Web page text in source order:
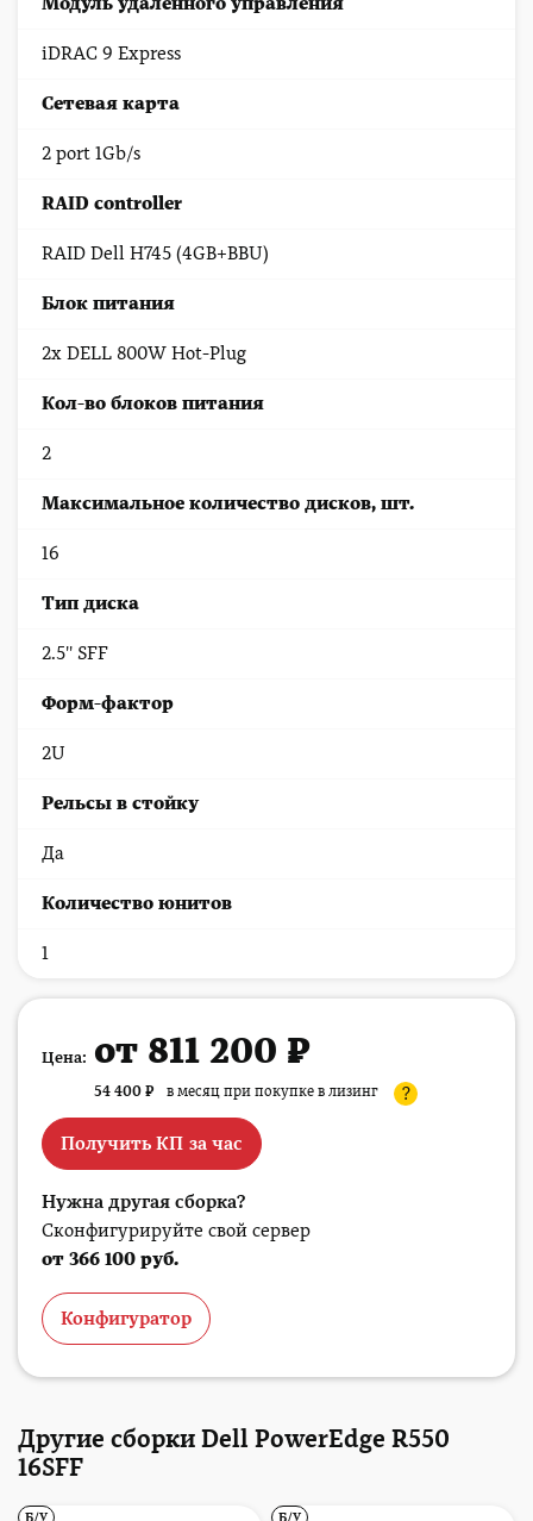
iDRAC 9 Express
Сетевая карта
2 port 1Gb/s
RAID controller
RAID Dell H745 (4GB+BBU)
Блок питания
2x DELL 800W Hot-Plug
Кол-во блоков питания
2
Максимальное количество дисков, шт.
16
Тип диска
2.5'' SFF
Форм-фактор
2U
Рельсы в стойку
Да
Количество юнитов
1
Цена: от 811 200 ₽
54 400 ₽ в месяц при покупке в лизинг ?
Получить КП за час
Нужна другая сборка?
Сконфигурируйте свой сервер
от 366 100 руб.
Конфигуратор
Другие сборки Dell PowerEdge R550
16SFF